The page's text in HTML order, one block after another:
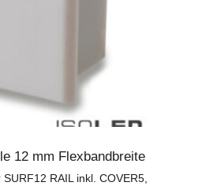
12 mm Flexbandbreite
RAIL inkl. COVER5,